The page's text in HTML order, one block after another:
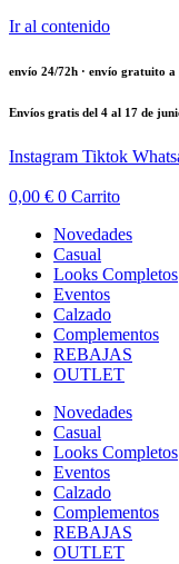
Ir al contenido
envío 24/72h · envío gratuito
Envíos gratis del 4 al 17 de
Instagram Tiktok
0,00 € 0 Carrito
Novedades
Casual
Looks Completos
Eventos
Calzado
Complementos
REBAJAS
OUTLET
Novedades
Casual
Looks Completos
Eventos
Calzado
Complementos
REBAJAS
OUTLET